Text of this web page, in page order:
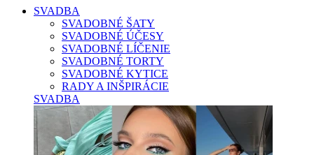
SVADBA
SVADOBNÉ ŠATY
SVADOBNÉ ÚČESY
SVADOBNÉ LÍČENIE
SVADOBNÉ TORTY
SVADOBNÉ KYTICE
RADY A INŠPIRÁCIE
SVADBA